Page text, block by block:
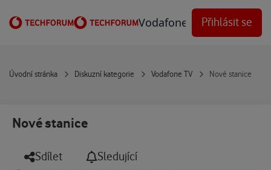
Vodafone Techforum
Přihlásit se
Úvodní stránka Diskuzní kategorie Vodafone TV Nové stanice
Nové stanice
Sdílet Sledující